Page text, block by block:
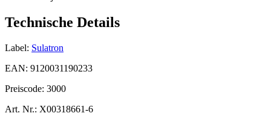
Technische Details
Label: Sulatron
EAN: 9120031190233
Preiscode: 3000
Art. Nr.: X00318661-6